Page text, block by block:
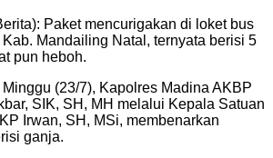
Paket mencurigakan di loket bus
Mandailing Natal, ternyata berisi 5
pun heboh.
(23/7), Kapolres Madina AKBP
SIK, SH, MH melalui Kepala Satuan
Irwan, SH, MSi, membenarkan
ganja.